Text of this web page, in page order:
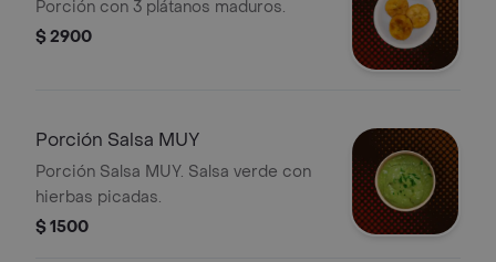
Porción con 3 plátanos maduros.
$ 2900
Porción Salsa MUY
Porción Salsa MUY. Salsa verde con
hierbas picadas.
$ 1500